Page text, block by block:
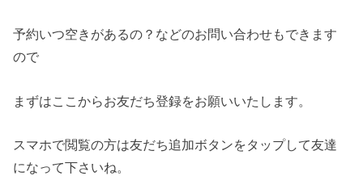
予約いつ空きがあるの？などのお問い合わせもできます
ので
まずはここからお友だち登録をお願いいたします。
スマホで閲覧の方は友だち追加ボタンをタップして友達
になって下さいね。